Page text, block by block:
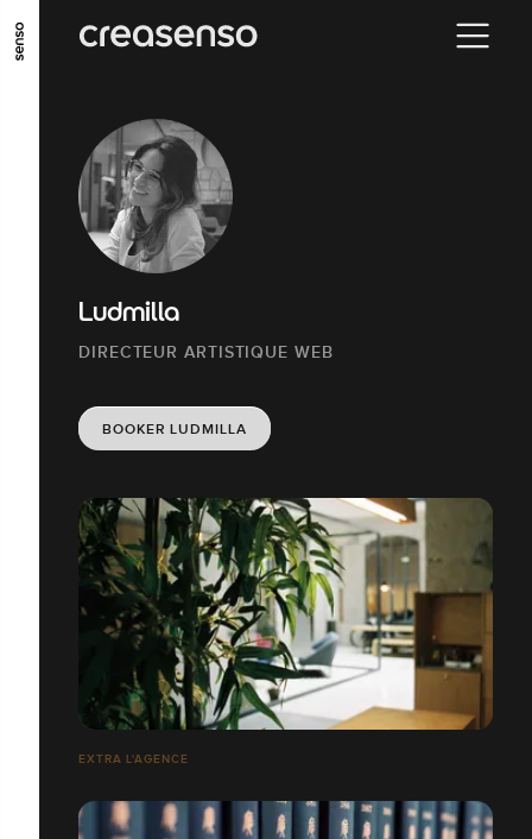
ALLER AU CONTENU PRINCIPAL
ALLER EN BAS DE PAGE
Ludmilla
DIRECTEUR ARTISTIQUE WEB
BOOKER LUDMILLA
EXTRA L'AGENCE